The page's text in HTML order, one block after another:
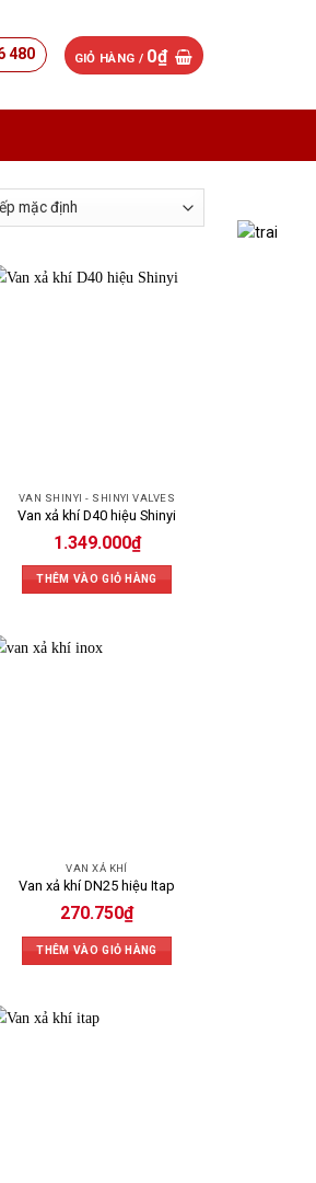
480 GIỎ HÀNG / 0₫
VAN SHINYI - SHINYI VALVES
Van xả khí D40 hiệu Shinyi
1.349.000₫
THÊM VÀO GIỎ HÀNG
VAN XẢ KHÍ
Van xả khí DN25 hiệu Itap
270.750₫
THÊM VÀO GIỎ HÀNG